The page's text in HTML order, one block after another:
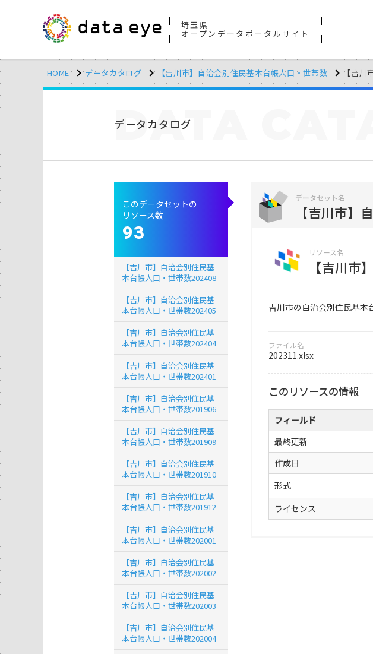
埼玉県
オープンデータポータルサイト
HOME データカタログ 【吉川市】自治会別住民基本台帳人口・世帯数 【吉川
データカタログ
DATA
データセット名
【吉川市】
リソース名
【吉川市
吉川市の自治会別住民基本
ファイル名
202311.xlsx
このリソースの情報
フィールド
最終更新
作成日
形式
ライセンス
このデータセットの
リソース数
93
【吉川市】自治会別住民基
本台帳人口・世帯数202408
【吉川市】自治会別住民基
本台帳人口・世帯数202405
【吉川市】自治会別住民基
本台帳人口・世帯数202404
【吉川市】自治会別住民基
本台帳人口・世帯数202401
【吉川市】自治会別住民基
本台帳人口・世帯数201906
【吉川市】自治会別住民基
本台帳人口・世帯数201909
【吉川市】自治会別住民基
本台帳人口・世帯数201910
【吉川市】自治会別住民基
本台帳人口・世帯数201912
【吉川市】自治会別住民基
本台帳人口・世帯数202001
【吉川市】自治会別住民基
本台帳人口・世帯数202002
【吉川市】自治会別住民基
本台帳人口・世帯数202003
【吉川市】自治会別住民基
本台帳人口・世帯数202004